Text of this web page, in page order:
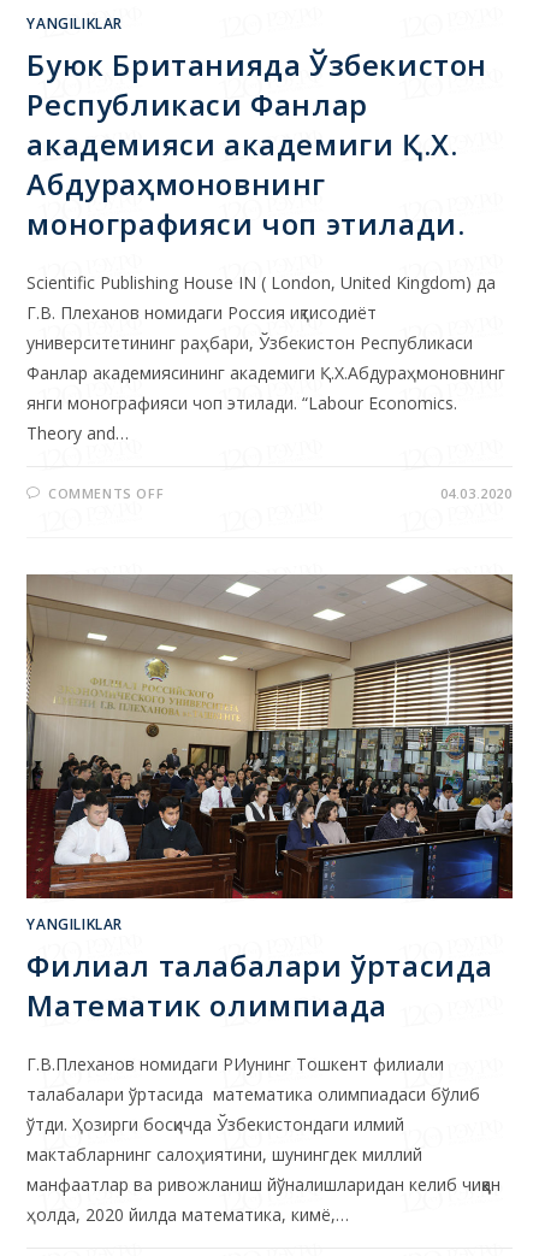
Буюк Британияда Ўзбекистон
Республикаси Фанлар
академияси академиги Қ.Х.
Абдураҳмоновнинг
монографияси чоп этилади.
Scientific Publishing House IN ( London, United Kingdom) да
университетининг раҳбари, Ўзбекистон Республикаси
Фанлар академиясининг академиги Қ.Х.Абдураҳмоновнинг
янги монографияси чоп этилади. “Labour Economics.
Theory and…
COMMENTS OFF
YANGILIKLAR
Филиал талабалари ўртасида
Математик олимпиада
Г.В.Плеханов номидаги РИунинг Тошкент филиали
ўтди. Ҳозирги босқичда Ўзбекистондаги илмий
мактабларнинг салоҳиятини, шунингдек миллий
манфаатлар ва ривожланиш йўналишларидан келиб чиққан
ҳолда, 2020 йилда математика, кимё,…